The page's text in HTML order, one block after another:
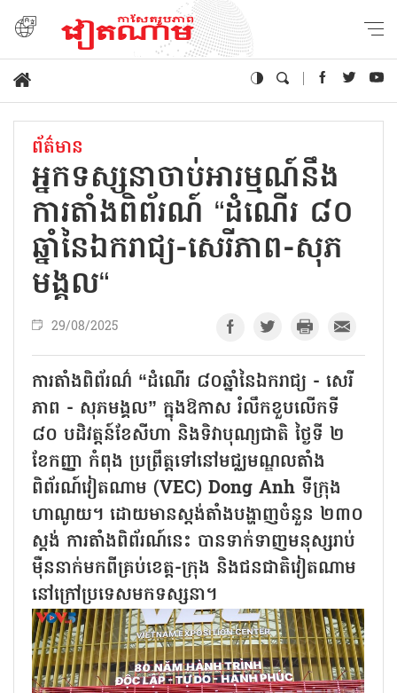
ព័ត៌មាន
អ្នកទស្សនាចាប់អារម្មណ៍នឹង
ការតាំងពិព័រណ៍ “ដំណើរ ៨០
ឆ្នាំនៃឯករាជ្យ-សេរីភាព-សុភ
មង្គល“
29/08/2025
ការតាំងពិព័រណ៌ “ដំណើរ ៨០ឆ្នាំនៃឯករាជ្យ - សេរី
ភាព - សុភមង្គល” ក្នុងឱកាស រំលឹកខួបលើកទី
៨០ បដិវត្តន៍ខែសីហា និងទិវាបុណ្យជាតិ ថ្ងៃទី ២
ខែកញ្ញា កំពុង ប្រព្រឹត្តទៅនៅមជ្ឈមណ្ឌលតាំង
ពិព័រណ៍វៀតណាម (VEC) Dong Anh ទីក្រុង
ហាណូយ។ ដោយមានស្តង់តាំងបង្ហាញចំនួន ២៣០
ស្តង់ ការតាំងពិព័រណ៍នេះ បានទាក់ទាញមនុស្សរាប់
ម៉ឺននាក់មកពីគ្រប់ខេត្ត-ក្រុង និងជនជាតិវៀតណាម
នៅក្រៅប្រទេសមកទស្សនា។